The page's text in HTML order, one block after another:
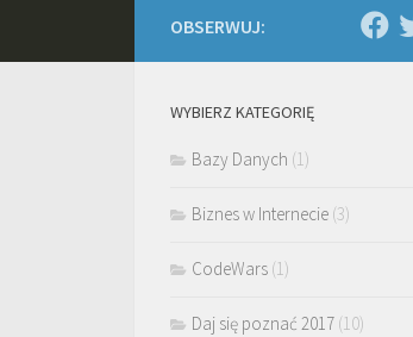
OBSERWUJ:
WYBIERZ KATEGORIĘ
Bazy Danych (1)
Biznes w Internecie(3)
CodeWars(1)
Daj się poznać 2017(10)